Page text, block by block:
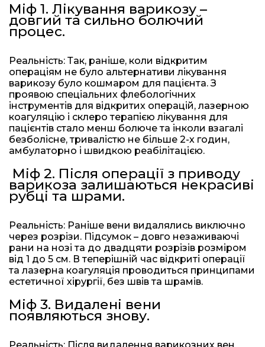
Міф 1. Лікування варикозу –
довгий та сильно болючий
процес.
Реальність: Так, раніше, коли відкритим
операціям не було альтернативи лікування
варикозу було кошмаром для пацієнта. З
проявою спеціальних флебологічних
інструментів для відкритих операцій, лазерною
коагуляцію і склеро терапією лікування для
пацієнтів стало менш болюче та інколи взагалі
безболісне, тривалістю не більше 2-х годин,
амбулаторно і швидкою реабілітацією.
Міф 2. Після операції з приводу
варикоза залишаються некрасиві
рубці та шрами.
Реальність: Раніше вени видалялись виключно
через розрізи. Підсумок – довго незаживаючі
рани на нозі та до двадцяти розрізів розміром
від 1 до 5 см. В теперішній час відкриті операції
та лазерна коагуляція проводиться принципами
естетичної хірургії, без швів та шрамів.
Міф 3. Видалені вени
появляються знову.